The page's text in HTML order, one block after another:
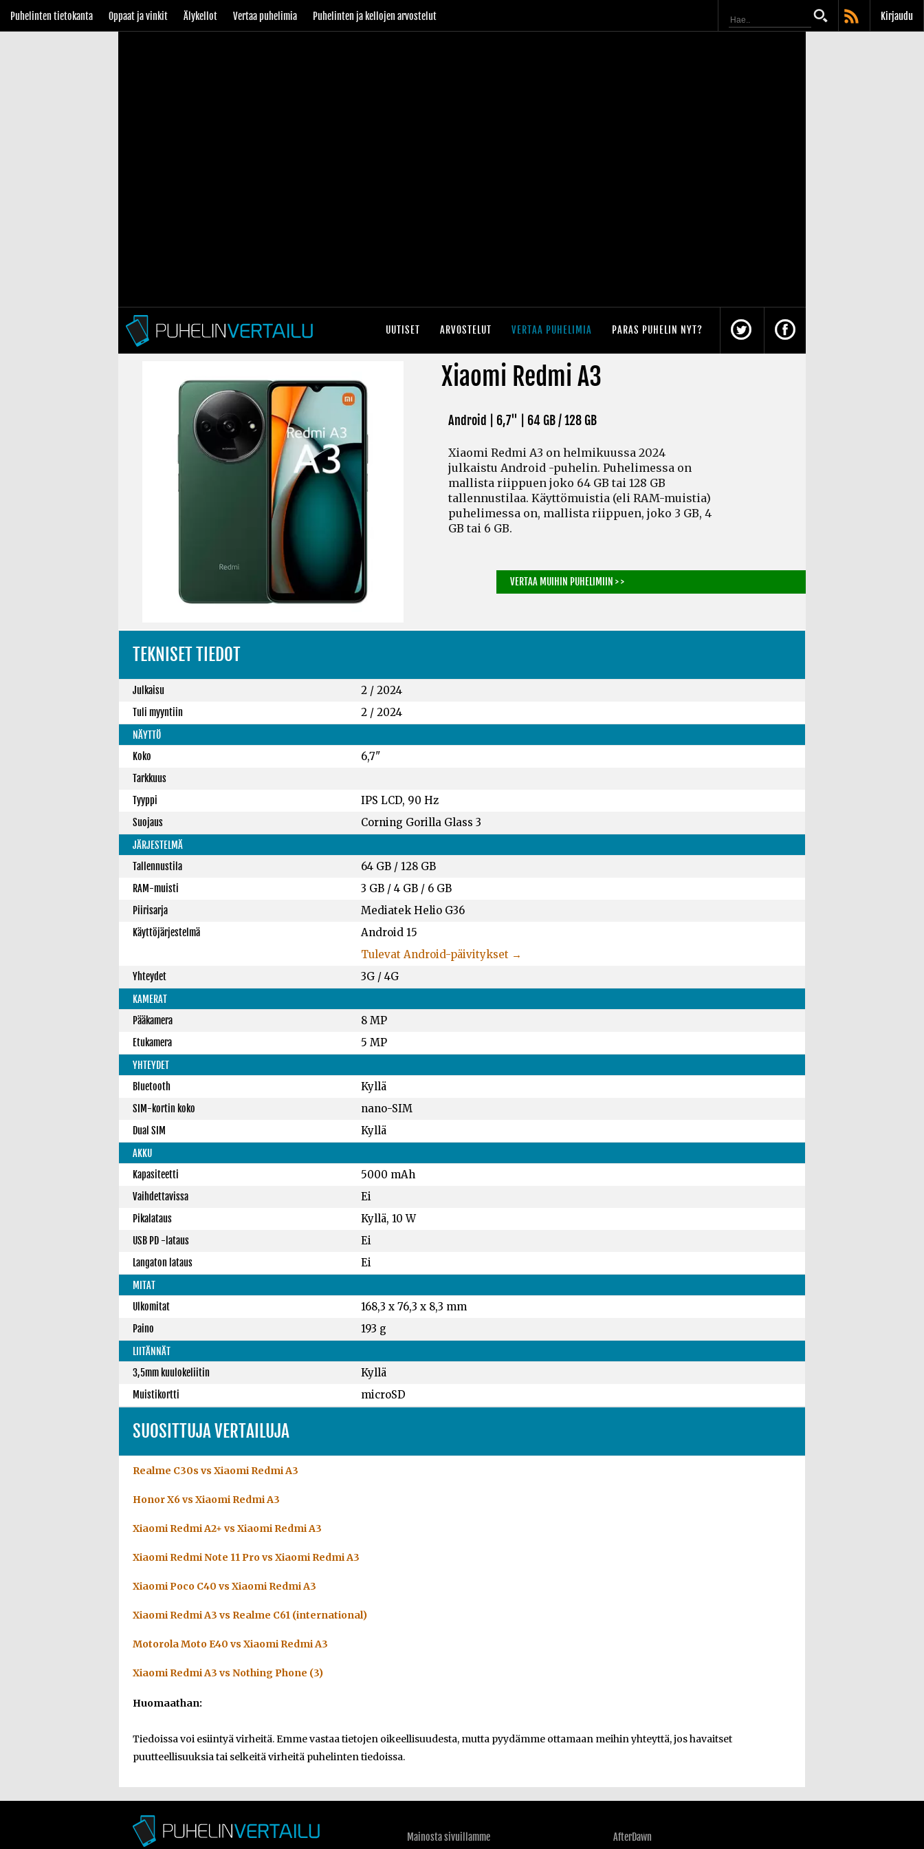
Puhelinten tietokanta Oppaat ja vinkit Älykellot Vertaa puhelimia Puhelinten ja kellojen arvostelut Kirjaudu
UUTISET ARVOSTELUT VERTAA PUHELIMIA PARAS PUHELIN NYT?
Xiaomi Redmi A3
Android | 6,7" | 64 GB / 128 GB
Xiaomi Redmi A3 on helmikuussa 2024
julkaistu Android -puhelin. Puhelimessa on
mallista riippuen joko 64 GB tai 128 GB
tallennustilaa. Käyttömuistia (eli RAM-muistia)
puhelimessa on, mallista riippuen, joko 3 GB, 4
GB tai 6 GB.
VERTAA MUIHIN PUHELIMIIN > >
TEKNISET TIEDOT
Julkaisu 2 / 2024
Tuli myyntiin 2 / 2024
NÄYTTÖ
Koko
6,7"
Tarkkuus
Tyyppi
IPS LCD, 90 Hz
Suojaus Corning Gorilla Glass 3
JÄRJESTELMÄ
Tallennustila
64 GB /128 GB
RAM-muisti 3 GB /4 GB / 6 GB
Piirisarja Mediatek Helio G36
Käyttöjärjestelmä
Android 15
Tulevat Android-päivitykset →
Yhteydet 3G / 4G
KAMERAT
Pääkamera
8 MP
Etukamera 5 MP
YHTEYDET
Bluetooth
Kyllä
SIM-kortin koko nano-SIM
Dual SIM Kyllä
AKKU
Kapasiteetti
5000 mAh
Vaihdettavissa Ei
Pikalataus Kyllä, 10 W
USB PD -lataus Ei
Langaton lataus Ei
MITAT
Ulkomitat
168,3 x 76,3 x 8,3 mm
Paino 193 g
LIITÄNNÄT
3,5mm kuulokeliitin
Kyllä
Muistikortti microSD
SUOSITTUJA VERTAILUJA
Realme C30s vs Xiaomi Redmi A3
Honor X6 vs Xiaomi Redmi A3
Xiaomi Redmi A2+ vs Xiaomi Redmi A3
Xiaomi Redmi Note 11 Pro vs Xiaomi Redmi A3
Xiaomi Poco C40 vs Xiaomi Redmi A3
Xiaomi Redmi A3 vs Realme C61 (international)
Motorola Moto E40 vs Xiaomi Redmi A3
Xiaomi Redmi A3 vs Nothing Phone (3)
Huomaathan:
Tiedoissa voi esiintyä virheitä. Emme vastaa tietojen oikeellisuudesta, mutta pyydämme ottamaan meihin yhteyttä, jos havaitset
puutteellisuuksia tai selkeitä virheitä puhelinten tiedoissa.
Mainosta sivuillamme AfterDawn